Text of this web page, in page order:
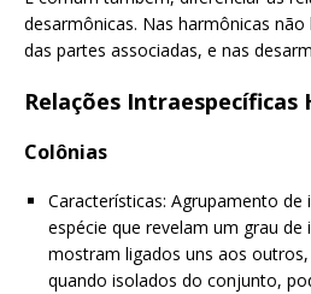
desarmônicas. Nas harmônicas
das partes associadas, e nas
Relações Intraespecíficas
Colônias
Características: Agrupamento de
espécie que revelam um grau de
mostram ligados uns aos
quando isolados do conjunto,